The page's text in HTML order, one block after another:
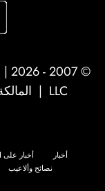
© 2007 - 2026 | جميع الحقوق محفوظة لشركة
LLC
|
أخبار أخبار على
نصائح وألاعيب